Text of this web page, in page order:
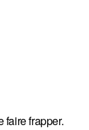
faire frapper.